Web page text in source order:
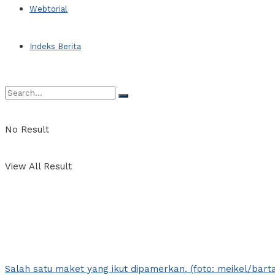
Webtorial
Indeks Berita
No Result
View All Result
Salah satu maket yang ikut dipamerkan. (foto: meikel/